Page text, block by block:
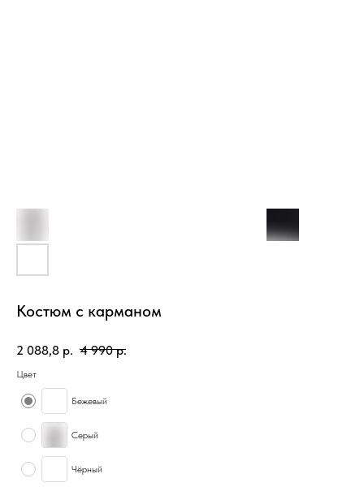
Костюм с карманом
2 088,8 р. 4 990 р.
Цвет
Бежевый
Серый
Чёрный